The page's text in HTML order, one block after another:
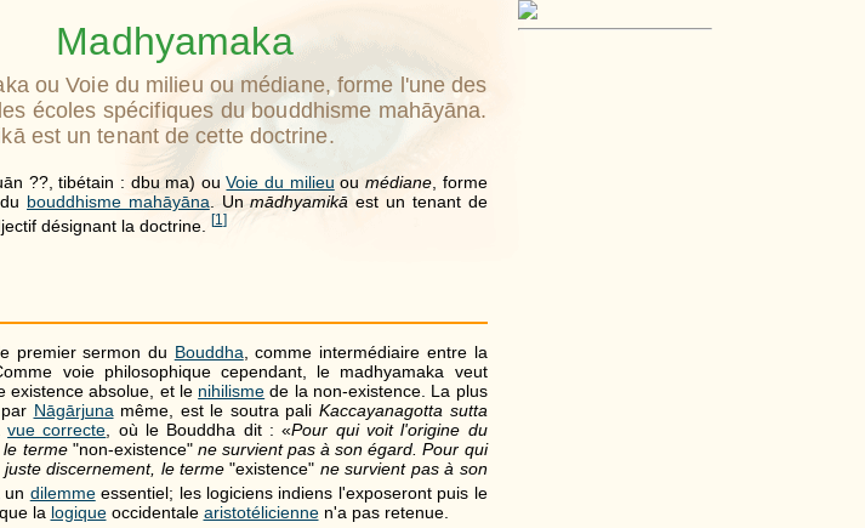
Madhyamaka
ou Voie du milieu ou médiane, forme l'une des
écoles spécifiques du bouddhisme mahāyāna.
est un tenant de cette doctrine.
??, tibétain : dbu ma) ouVoie du milieu ou médiane, forme
bouddhisme mahāyāna . Unmādhyamikā est un tenant de
désignant la doctrine. [1]
premier sermon du Bouddha , comme intermédiaire entre la
voie philosophique cependant, le madhyamaka veut
existence absolue, et le nihilisme de la non-existence. La plus
Nāgārjuna même, est le soutra pali Kaccayanagotta sutta
vue correcte , où le Bouddha dit : «Pour qui voit l'origine du
le terme"non-existence" ne survient pas à son égard. Pour qui
discernement, le terme"existence" ne survient pas à son
un dilemmeessentiel; les logiciens indiens l'exposeront puis le
la logiqueoccidentale aristotéliciennen'a pas retenue.